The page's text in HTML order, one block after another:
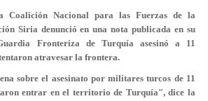
Coalición Nacional para las Fuerzas de la
Siria denunció en una nota publicada en su
Fronteriza de Turquía asesinó a 11
atravesar la frontera.
sobre el asesinato por militares turcos de 11
entrar en el territorio de Turquía", dice la